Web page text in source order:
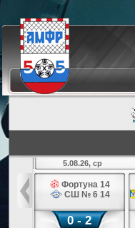
14
5.08.26, ср
Фортуна 14
СШ № 6 14
0 - 2